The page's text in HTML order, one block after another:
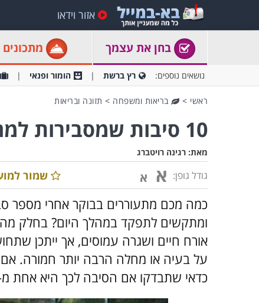
אזור וידאו
בחן את עצמך מתכונים
נושאים נוספים: רץ ברשת הומור ופנאי
ראשי > בריאות ומשפחה > תזונה ובריאות
10 סיבות שמסבירות למה אתם עייפים כל כך
מאת: רגינה רויטברג
גודל גופן: א א שמור
כמה מכם מתעוררים בבוקר אחרי מספר
ומתקשים לתפקד במהלך היום? בחלק
אורח חיים ושגרה עמוסים, אך ייתכן
על בעיה או מחלה הרבה יותר חמורה.
כדאי שתבדקו אם הסיבה לכך היא אחת מ-10 הבעיות הבריאותיות